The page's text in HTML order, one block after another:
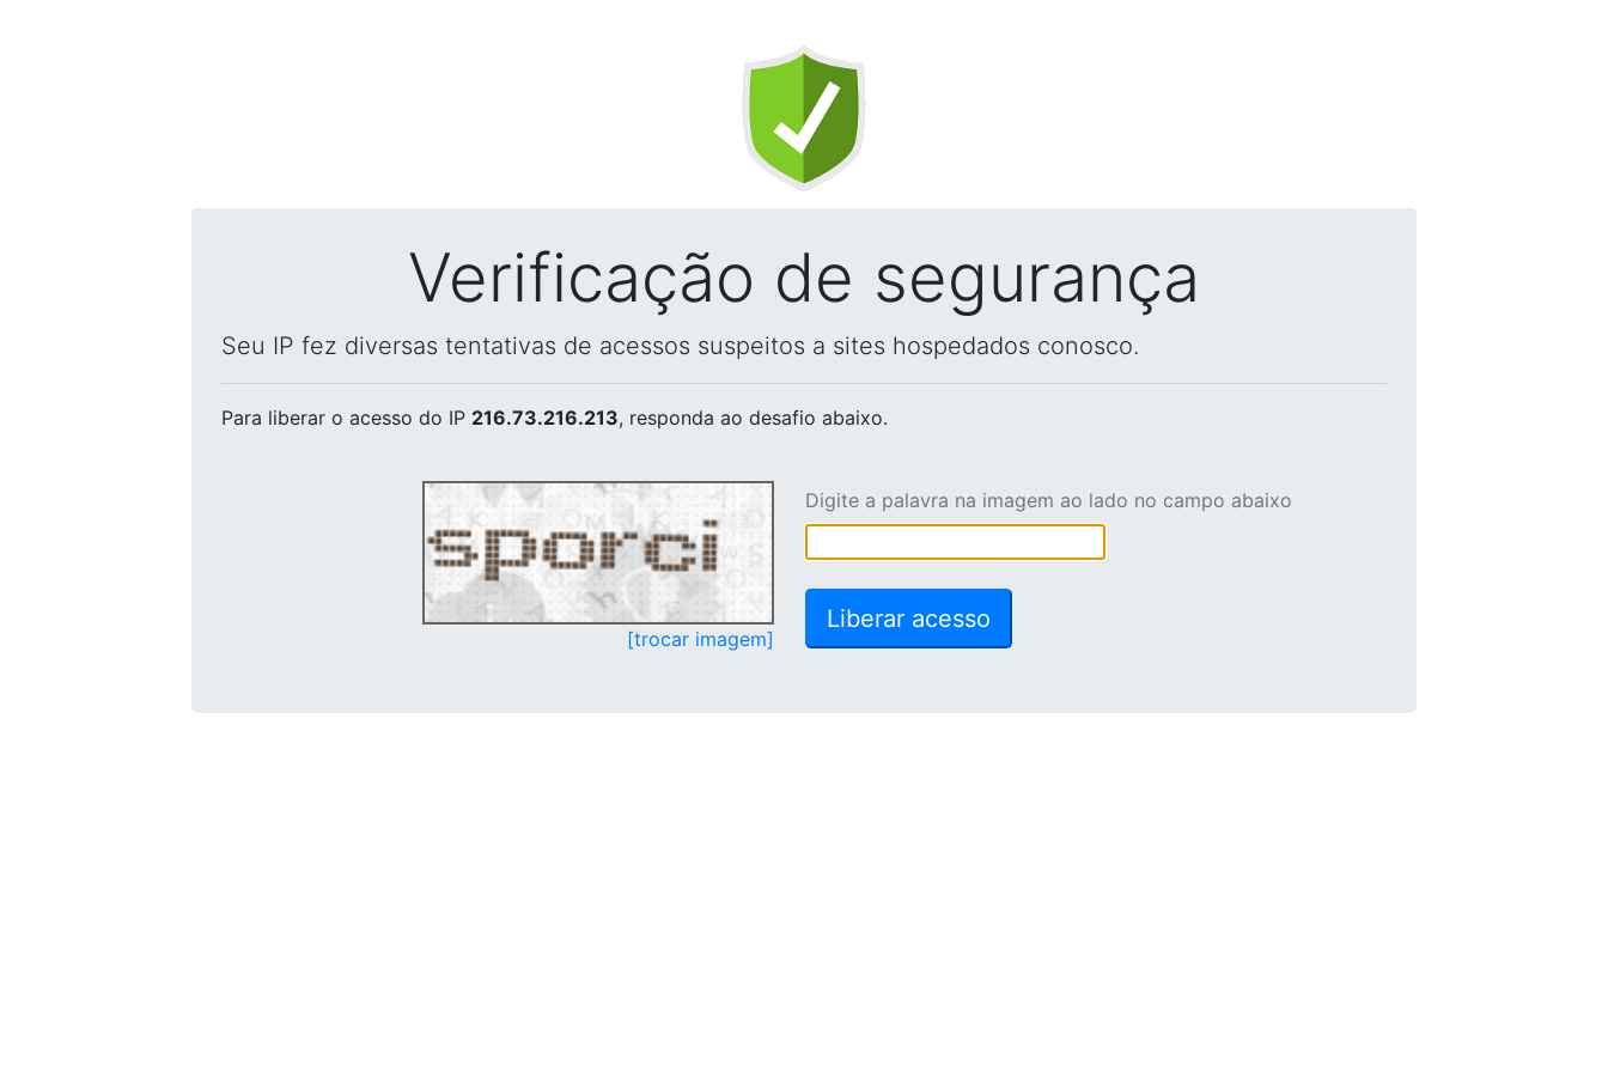
Verificação de segurança
Seu IP fez diversas tentativas de acessos suspeitos a sites hospedados conosco.
Para liberar o acesso do IP 216.73.216.213, responda ao desafio abaixo.
[trocar imagem]
Digite a palavra na imagem ao lado no campo abaixo